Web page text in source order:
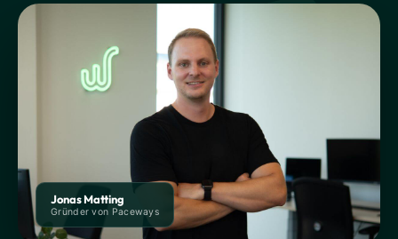
Jonas Matting
Gründer von Paceways